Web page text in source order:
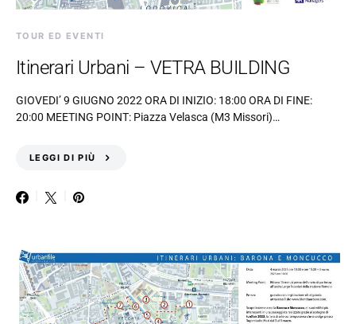
TOUR ED EVENTI
Itinerari Urbani – VETRA BUILDING
GIOVEDI’ 9 GIUGNO 2022 ORA DI INIZIO: 18:00 ORA DI FINE:
20:00 MEETING POINT: Piazza Velasca (M3 Missori)…
LEGGI DI PIÙ